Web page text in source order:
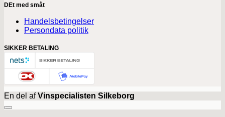
DEt med småt
Handelsbetingelser
Persondata politik
SIKKER BETALING
En del afVinspecialisten Silkeborg